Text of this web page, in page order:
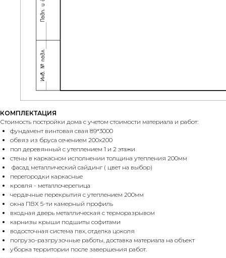
КОМПЛЕКТАЦИЯ
Стоимость постройки дома с учетом стоимости материала и работ:
фундамент винтовая свая 89*3000
обвяз из бруса сечением 200х200
пол деревянный с утеплением 1 и 2 этажи
стены в каркасном исполнении толщина утепления 200мм
фасад металлический сайдинг ( цвет на выбор)
перегородки каркасные
кровля - металлочерепица
чердачные перекрытия с утеплением 200мм
окна ПВХ 5-ти камерный профиль
входная дверь металлическая с терморазрывом
карнизы крыши подшиты софитами
водосточная система пвх, отделка цоколя
погрузо-разгрузочные работы, доставка материала на объект
уборка территории после завершения работ.